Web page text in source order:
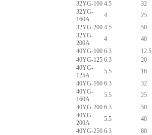
32YG-160 4.5 32
32YG-
160A
4 25
32YG-200 4.5 50
32YG-
200A
4 40
40YG-100 6.3 12.5
40YG-125 6.3 20
40YG-
125A
5.5 16
40YG-160 6.3 32
40YG-
160A
5.5 25
40YG-200 6.3 50
40YG-
200A
5.5 40
40YG-250 6.3 80